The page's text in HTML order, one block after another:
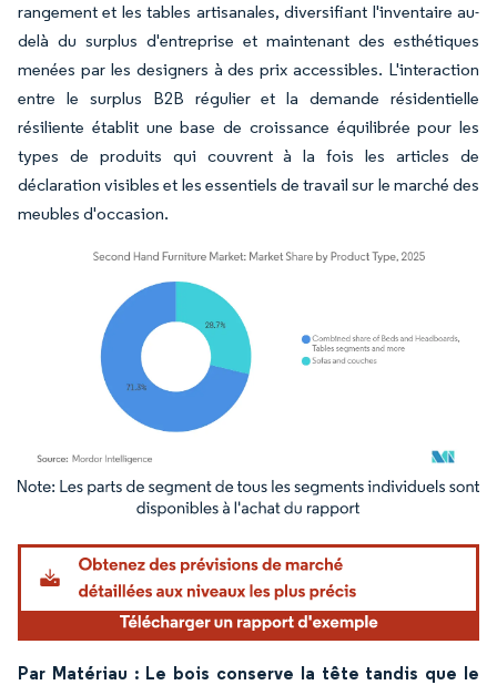
rangement et les tables artisanales, diversifiant l'inventaire au-
delà du surplus d'entreprise et maintenant des esthétiques
menées par les designers à des prix accessibles. L'interaction
entre le surplus B2B régulier et la demande résidentielle
résiliente établit une base de croissance équilibrée pour les
types de produits qui couvrent à la fois les articles de
déclaration visibles et les essentiels de travail sur le marché des
meubles d'occasion.
Image © Mordor Intelligence. La réutilisation nécessite une attribution sous CC BY
Par Matériau : Le bois conserve la tête tandis que le